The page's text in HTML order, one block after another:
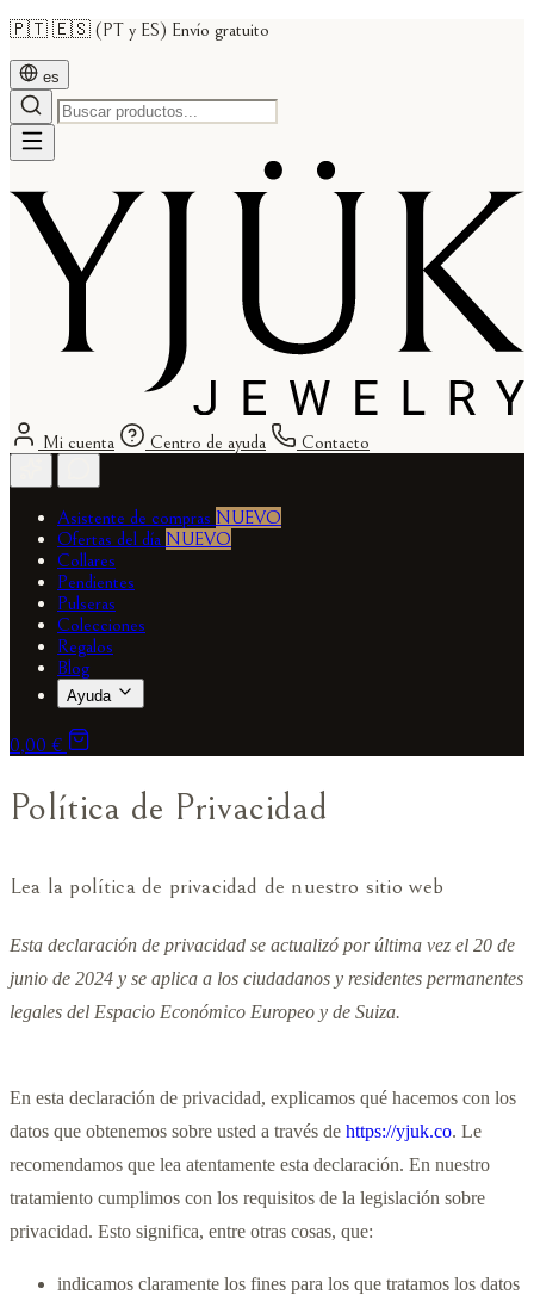
🇵🇹 🇪🇸 (PT y ES) Envío gratuito
es
Mi cuenta Centro de ayuda Contacto
Asistente de compras NUEVO
Ofertas del día NUEVO
Collares
Pendientes
Pulseras
Colecciones
Regalos
Blog
Ayuda
0,00 €
Política de Privacidad
Lea la política de privacidad de nuestro sitio web
Esta declaración de privacidad se actualizó por última vez el 20 de
junio de 2024 y se aplica a los ciudadanos y residentes permanentes
legales del Espacio Económico Europeo y de Suiza.
En esta declaración de privacidad, explicamos qué hacemos con los
datos que obtenemos sobre usted a través de https://yjuk.co. Le
recomendamos que lea atentamente esta declaración. En nuestro
tratamiento cumplimos con los requisitos de la legislación sobre
privacidad. Esto significa, entre otras cosas, que:
indicamos claramente los fines para los que tratamos los datos